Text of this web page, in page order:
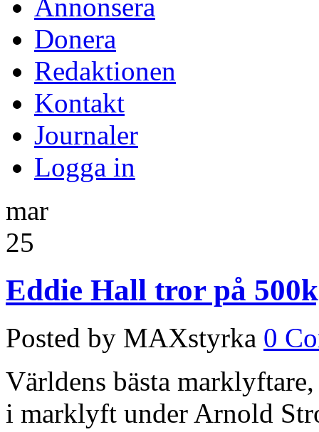
Annonsera
Donera
Redaktionen
Kontakt
Journaler
Logga in
mar
25
Eddie Hall tror på
Posted by MAXstyrka 0
Världens bästa
i marklyft under Arnold